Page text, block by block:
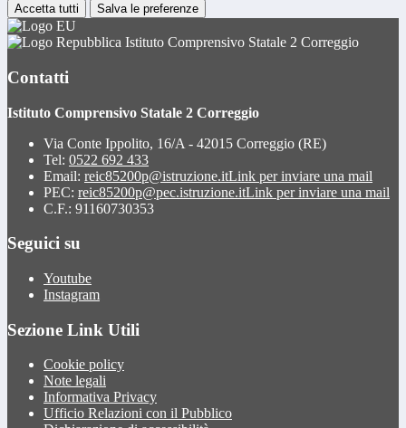
Accetta tutti Salva le preferenze
Istituto Comprensivo Statale 2 Correggio
Contatti
Istituto Comprensivo Statale 2 Correggio
Via Conte Ippolito, 16/A - 42015 Correggio (RE)
Tel: 0522 692 433
Email: reic85200p@istruzione.itLink per inviare una mail
PEC: reic85200p@pec.istruzione.itLink per inviare una mail
C.F.: 91160730353
Seguici su
Youtube
Instagram
Sezione Link Utili
Cookie policy
Note legali
Informativa Privacy
Ufficio Relazioni con il Pubblico